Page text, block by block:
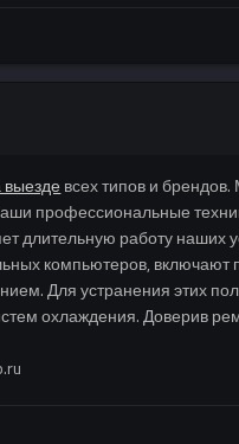
всех типов и
профессиональные
длительную работу наших
компьютеров, включают
Для устранения этих
охлаждения. Доверив